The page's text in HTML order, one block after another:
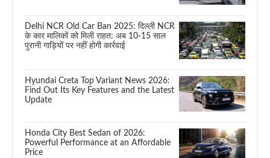
Delhi NCR Old Car Ban 2025: दिल्ली NCR
के कार मालिकों को मिली राहत: अब 10-15 साल
पुरानी गाड़ियों पर नहीं होगी कार्रवाई
Hyundai Creta Top Variant News 2026:
Find Out Its Key Features and the Latest
Update
Honda City Best Sedan of 2026:
Powerful Performance at an Affordable
Price